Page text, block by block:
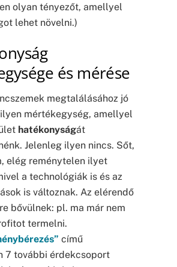
olyan tényezőt, amellyel
lehet növelni.)
és mérése
megtalálásához jó
mértékegység, amellyel
hatékonyságát
Jelenleg ilyen nincs. Sőt,
elég reménytelen ilyet
a technológiák is és az
is változnak. Az elérendő
bővülnek: pl. ma már nem
termelni.
című
7 további érdekcsoport